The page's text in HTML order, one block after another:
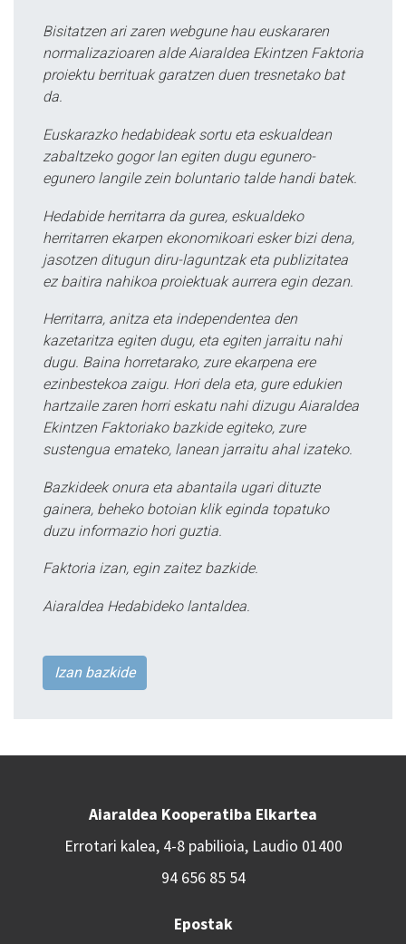
Bisitatzen ari zaren webgune hau euskararen
normalizazioaren alde Aiaraldea Ekintzen Faktoria
proiektu berrituak garatzen duen tresnetako bat
da.
Euskarazko hedabideak sortu eta eskualdean
zabaltzeko gogor lan egiten dugu egunero-
egunero langile zein boluntario talde handi batek.
Hedabide herritarra da gurea, eskualdeko
herritarren ekarpen ekonomikoari esker bizi dena,
jasotzen ditugun diru-laguntzak eta publizitatea
ez baitira nahikoa proiektuak aurrera egin dezan.
Herritarra, anitza eta independentea den
kazetaritza egiten dugu, eta egiten jarraitu nahi
dugu. Baina horretarako, zure ekarpena ere
ezinbestekoa zaigu. Hori dela eta, gure edukien
hartzaile zaren horri eskatu nahi dizugu Aiaraldea
Ekintzen Faktoriako bazkide egiteko, zure
sustengua emateko, lanean jarraitu ahal izateko.
Bazkideek onura eta abantaila ugari dituzte
gainera, beheko botoian klik eginda topatuko
duzu informazio hori guztia.
Faktoria izan, egin zaitez bazkide.
Aiaraldea Hedabideko lantaldea.
Izan bazkide
Aiaraldea Kooperatiba Elkartea
Errotari kalea, 4-8 pabilioia, Laudio 01400
94 656 85 54
Epostak